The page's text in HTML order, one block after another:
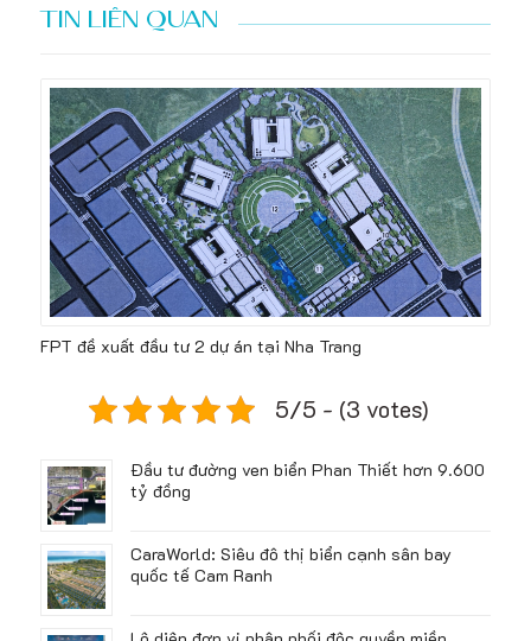
TIN LIÊN QUAN
FPT đề xuất đầu tư 2 dự án tại Nha Trang
5/5 - (3 votes)
Đầu tư đường ven biển Phan Thiết hơn 9.600
tỷ đồng
CaraWorld: Siêu đô thị biển cạnh sân bay
quốc tế Cam Ranh